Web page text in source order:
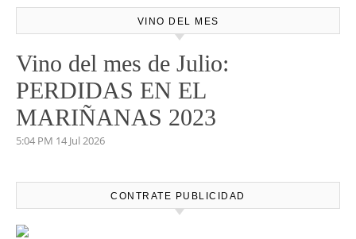
VINO DEL MES
Vino del mes de Julio:
PERDIDAS EN EL
MARIÑANAS 2023
5:04 PM 14 Jul 2026
CONTRATE PUBLICIDAD